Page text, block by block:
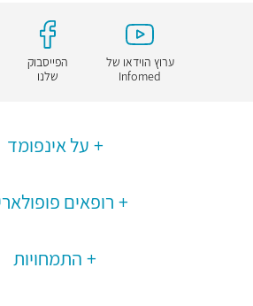
ערוץ הוידאו של
Infomed
הפייסבוק
שלנו
על אינפומד
רופאים
התמחויות